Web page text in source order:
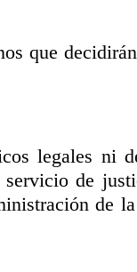
que
legales ni
de
de